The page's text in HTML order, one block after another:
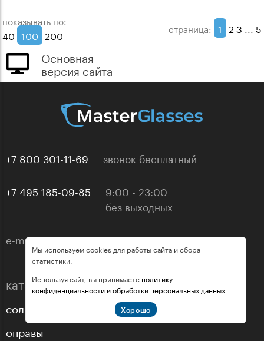
показывать по:
40 100 200 страница: 1 2 3 ... 5
Основная
версия сайта
+7 800 301-11-69 звонок бесплатный
+7 495 185-09-85
9:00 - 23:00
без выходных
e-mail:info@masterglasses.ru
каталог
солнцезащитные очки
оправы
Мы используем cookies для работы сайта и сбора
статистики.
Используя сайт, вы принимаете политику
конфиденциальности и обработки персональных данных.
Хорошо